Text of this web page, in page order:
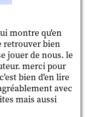
montre qu'en
retrouver bien
jouer de nous. le
merci pour
bien d'en lire
avec
mais aussi